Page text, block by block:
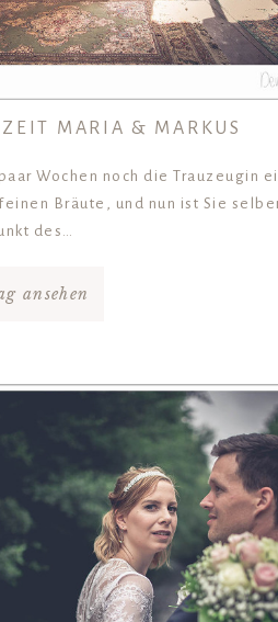
MARIA & MARKUS
Wochen noch die Trauzeugin
Bräute, und nun ist Sie
des…
ansehen